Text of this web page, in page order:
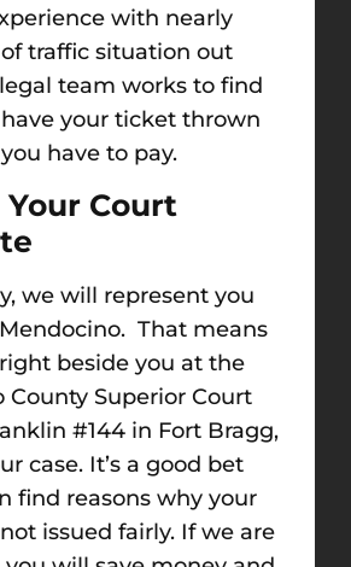
with nearly
traffic situation out
team works to find
your ticket thrown
have to pay.
Court
we will represent you
That means
beside you at the
County Superior Court
#144 in Fort Bragg,
case. It’s a good bet
find reasons why your
issued fairly. If we are